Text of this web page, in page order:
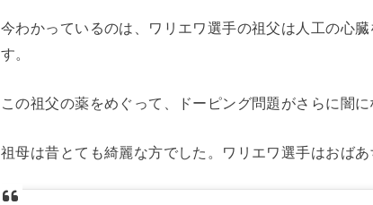
今わかっているのは、ワリエワ選手の祖父は人工の心
す。
この祖父の薬をめぐって、ドーピング問題がさらに闇に
祖母は昔とても綺麗な方でした。ワリエワ選手はおばあ